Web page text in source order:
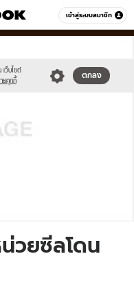
เข้าสู่ระบบสมาชิก
หมวดอื่นๆ
เว็บไซต์
ยคุกกี้
ตกลง
วยซีลโดน